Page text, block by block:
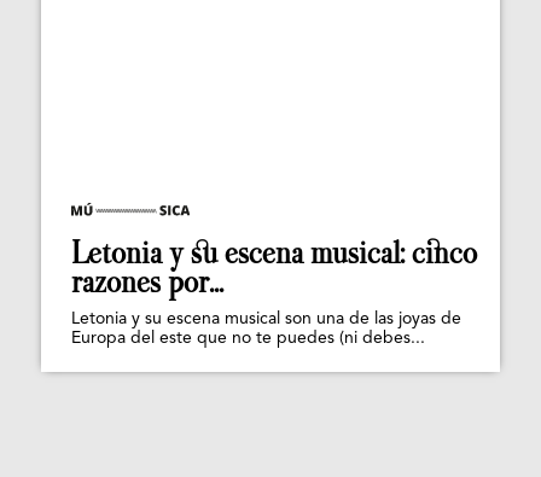
Letonia y su escena musical: cinco
razones por...
Letonia y su escena musical son una de las joyas de
Europa del este que no te puedes (ni debes...